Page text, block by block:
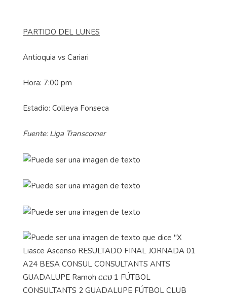
PARTIDO DEL LUNES
Antioquia vs Cariari
Hora: 7:00 pm
Estadio: Colleya Fonseca
Fuente: Liga Transcomer